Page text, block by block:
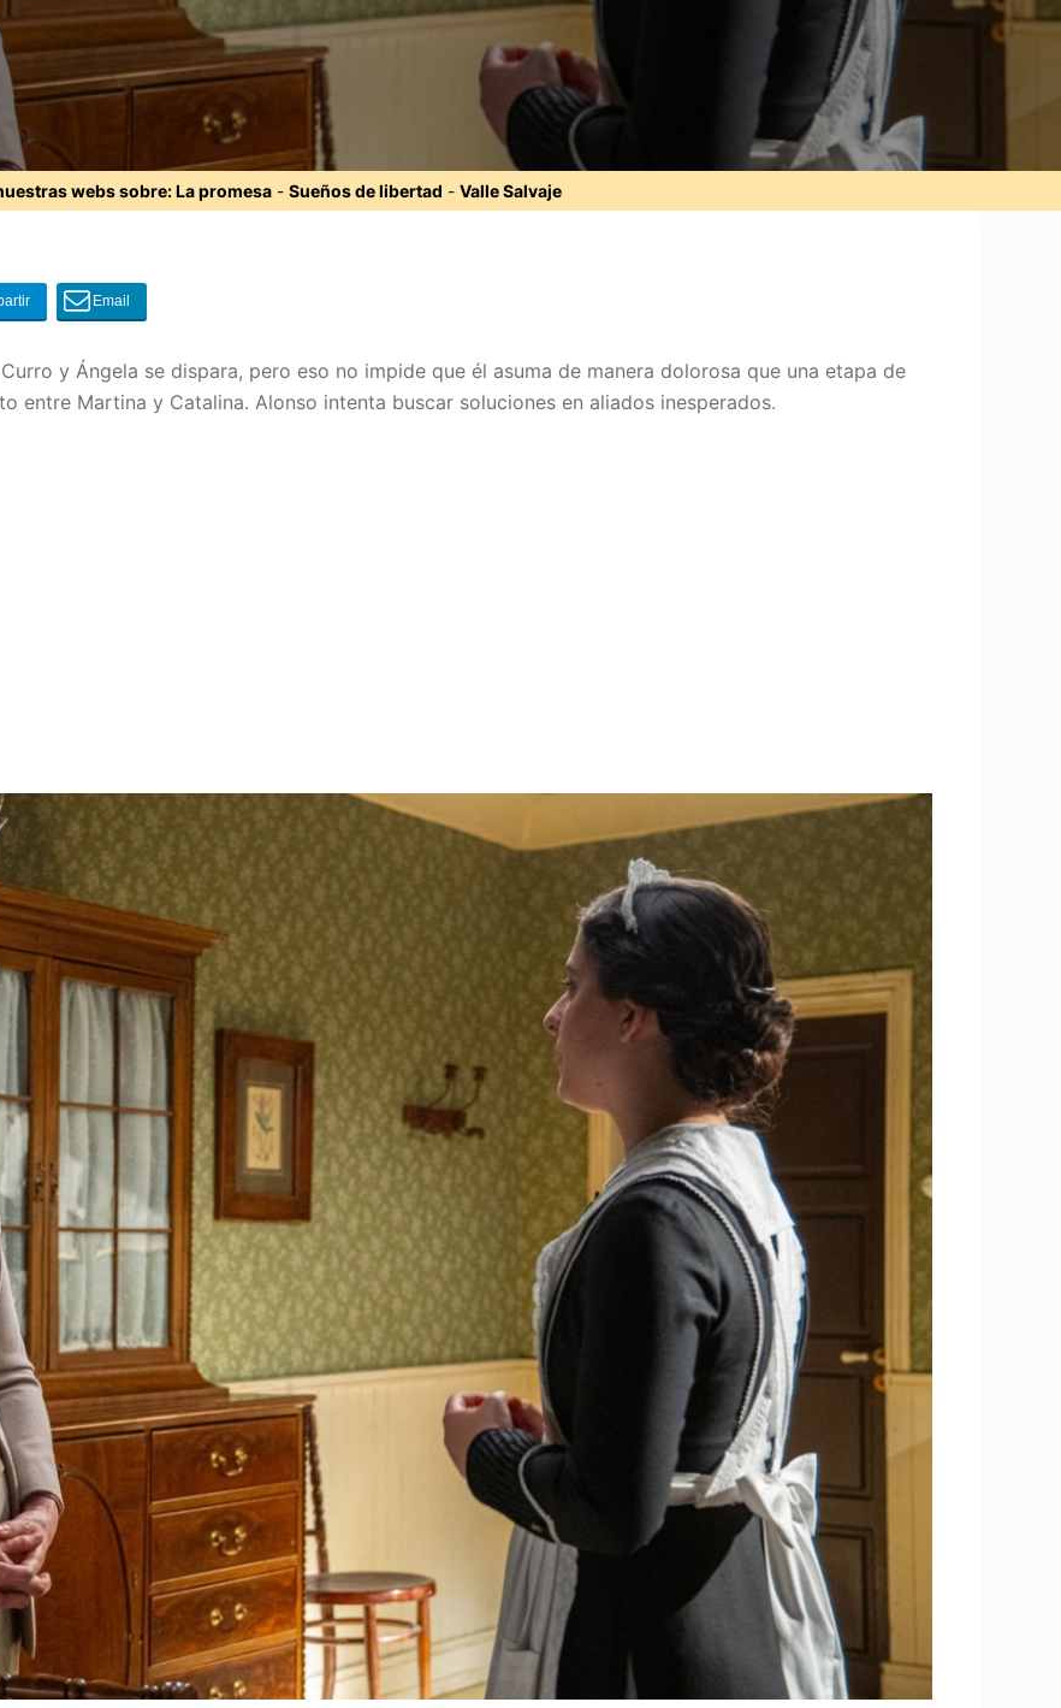
webs sobre:La promesa - Sueños de libertad - Valle Salvaje
y Ángela se dispara, pero eso no impide que él asuma de manera dolorosa que una etapa de
entre Martina y Catalina. Alonso intenta buscar soluciones en aliados inesperados.